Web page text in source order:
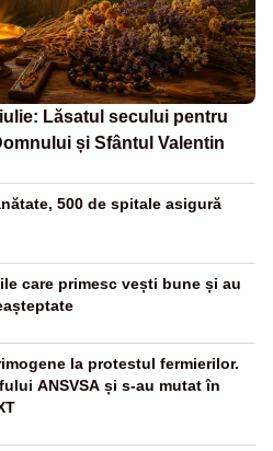
Lăsatul secului pentru
și Sfântul Valentin
500 de spitale asigură
care primesc vești bune și au
la protestul fermierilor.
ANSVSA și s-au mutat în